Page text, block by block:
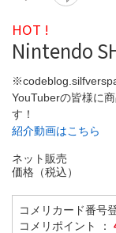
HOT !
Nintendo
YouTuberの皆様に
す！
紹介動画はこちら
ネット販売
価格（税込）
コメリカード番号
コメリポイント ：